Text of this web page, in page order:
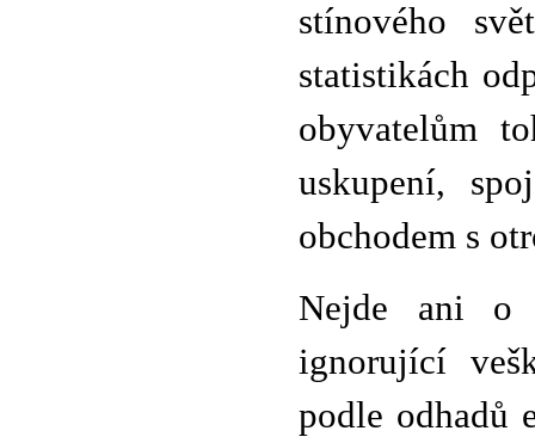
stínového
statistikách
obyvatelům
uskupení,
obchodem s
Nejde ani o
ignorující
podle odhadů